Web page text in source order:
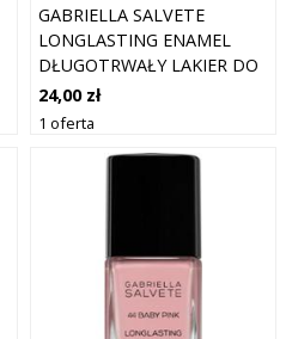
GABRIELLA SALVETE
LONGLASTING ENAMEL
DŁUGOTRWAŁY LAKIER DO
PAZNOKCI Z PERŁOWYM
BLASKIEM ODCIEŃ 18
24,00 zł
1 oferta